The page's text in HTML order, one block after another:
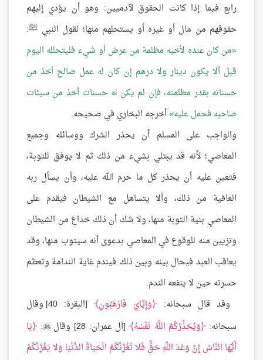
رابع فيما إذا كانت الحقوق لآدميين: وهو أن يؤدي إليهم
حقوقهم من مال أو غيره أو يستحلهم منها؛ لقول النبي ﷺ:
من كان عنده لأخيه مظلمة من عرض أو شيء فليتحلله اليوم
قبل ألا يكون دينار ولا درهم إن كان له عمل صالح أخذ من
حسناته بقدر مظلمته، فإن لم يكن له حسنات أخذ من سيئات
صاحبه فحمل عليه أخرجه البخاري في صحيحه.
والواجب على المسلم أن يحذر الشرك ووسائله وجميع
المعاصي؛ لأنه قد يبتلي بشيء من ذلك ثم لا يوفق للتوبة،
فتعين عليه أن يحذر كل ما حرم الله عليه، وأن يسأل ربه
العافية من ذلك، وألا يتساهل مع الشيطان فيقدم على
المعاصي بنية التوبة منها، ولا شك أن ذلك خداع من الشيطان
وتزيين منه للوقوع في المعاصي بدعوى أنه سيتوب منها، وقد
يعاقب العبد فيحال بينه وبين ذلك فيندم غاية الندامة وتعظم
حسرته حين لا ينفعه الندم.
وقد قال سبحانه:
وَإِيَّايَ فَارْهَبُونِ
[البقرة: 40] وقال
سبحانه: وَيُحَذِّرُكُمُ اللَّهُ نَفْسَهُ [آل عمران: 28] وقال 
: يَا
أَيُّهَا النَّاسُ إِنَّ وَعْدَ اللَّهِ حَقٌّ فَلا تَغُرَّنَّكُمُ الْحَيَاةُ الدُّنْيَا وَلا يَغُرَّنَّكُمْ